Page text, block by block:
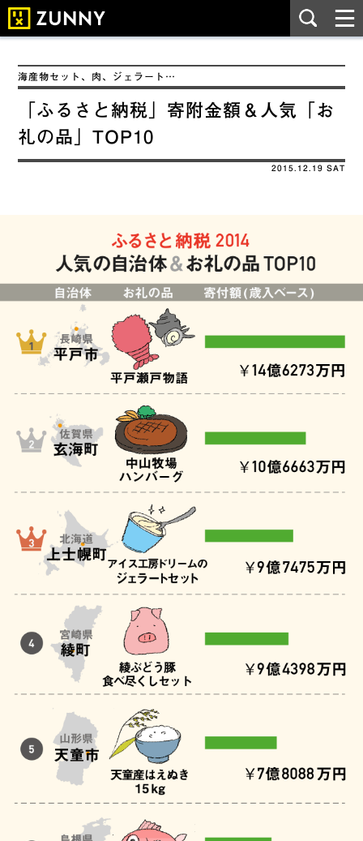
海産物セット、肉、ジェラート…
「ふるさと納税」寄附金額＆人気「お
礼の品」TOP10
2015.12.19 SAT